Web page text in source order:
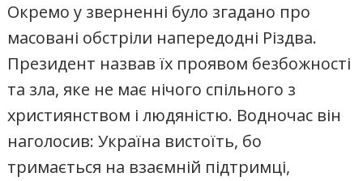
Окремо у зверненні було згадано про
масовані обстріли напередодні Різдва.
Президент назвав їх проявом безбожності
та зла, яке не має нічого спільного з
християнством і людяністю. Водночас він
наголосив: Україна вистоїть, бо
тримається на взаємній підтримці,